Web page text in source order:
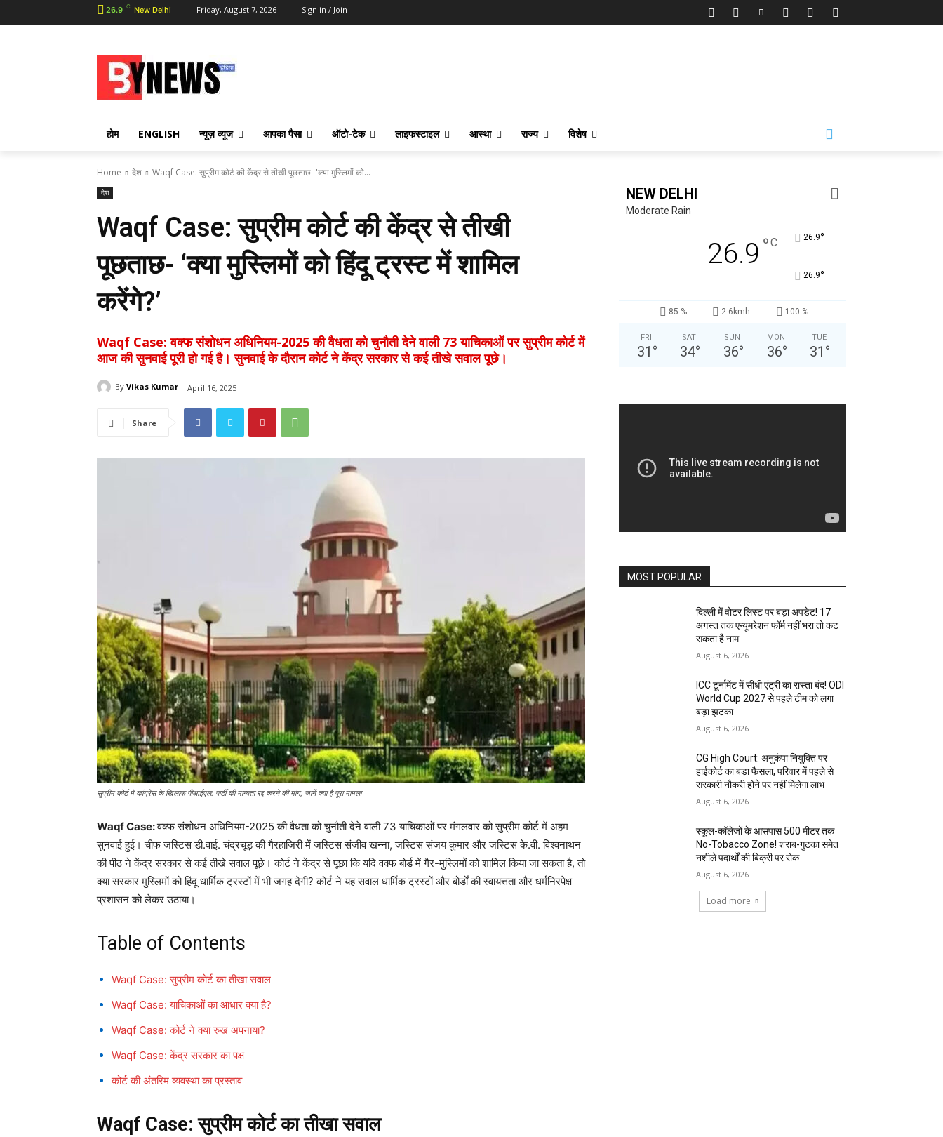
26.9 C New Delhi Friday, August 7, 2026 Sign in / Join
होम ENGLISH न्यूज़ व्यूज आपका पैसा ऑटो-टेक लाइफस्टाइल आस्था राज्य विशेष
Home देश Waqf Case: सुप्रीम कोर्ट की केंद्र से तीखी पूछताछ- 'क्या मुस्लिमों को...
देश
Waqf Case: सुप्रीम कोर्ट की केंद्र से तीखी
पूछताछ- ‘क्या मुस्लिमों को हिंदू ट्रस्ट में शामिल
करेंगे?’
Waqf Case: वक्फ संशोधन अधिनियम-2025 की वैधता को चुनौती देने वाली 73 याचिकाओं पर सुप्रीम कोर्ट में
आज की सुनवाई पूरी हो गई है। सुनवाई के दौरान कोर्ट ने केंद्र सरकार से कई तीखे सवाल पूछे।
By Vikas Kumar April 16, 2025
Share
सुप्रीम कोर्ट में कांग्रेस के खिलाफ पीआईएल: पार्टी की मान्यता रद्द करने की मांग, जानें क्या है पूरा मामला
Waqf Case:वक्फ संशोधन अधिनियम-2025 की वैधता को चुनौती देने वाली 73 याचिकाओं पर मंगलवार को सुप्रीम कोर्ट में अहम
सुनवाई हुई। चीफ जस्टिस डी.वाई. चंद्रचूड़ की गैरहाजिरी में जस्टिस संजीव खन्ना, जस्टिस संजय कुमार और जस्टिस के.वी. विश्वनाथन
की पीठ ने केंद्र सरकार से कई तीखे सवाल पूछे। कोर्ट ने केंद्र से पूछा कि यदि वक्फ बोर्ड में गैर-मुस्लिमों को शामिल किया जा सकता है, तो
क्या सरकार मुस्लिमों को हिंदू धार्मिक ट्रस्टों में भी जगह देगी? कोर्ट ने यह सवाल धार्मिक ट्रस्टों और बोर्डों की स्वायत्तता और धर्मनिरपेक्ष
प्रशासन को लेकर उठाया।
Table of Contents
Waqf Case: सुप्रीम कोर्ट का तीखा सवाल
Waqf Case: याचिकाओं का आधार क्या है?
Waqf Case: कोर्ट ने क्या रुख अपनाया?
Waqf Case: केंद्र सरकार का पक्ष
कोर्ट की अंतरिम व्यवस्था का प्रस्ताव
Waqf Case: सुप्रीम कोर्ट का तीखा सवाल
NEW DELHI
Moderate Rain
26.9 °C 26.9°
26.9°
85 % 2.6kmh 100 %
FRI
31 °
SAT
34°
SUN
36°
MON
36°
TUE
31 °
MOST POPULAR
दिल्ली में वोटर लिस्ट पर बड़ा अपडेट! 17
अगस्त तक एन्यूमरेशन फॉर्म नहीं भरा तो कट
सकता है नाम
August 6, 2026
ICC टूर्नामेंट में सीधी एंट्री का रास्ता बंद! ODI
World Cup 2027 से पहले टीम को लगा
बड़ा झटका
August 6, 2026
CG High Court: अनुकंपा नियुक्ति पर
हाईकोर्ट का बड़ा फैसला, परिवार में पहले से
सरकारी नौकरी होने पर नहीं मिलेगा लाभ
August 6, 2026
स्कूल-कॉलेजों के आसपास 500 मीटर तक
No-Tobacco Zone! शराब-गुटका समेत
नशीले पदार्थों की बिक्री पर रोक
August 6, 2026
Load more